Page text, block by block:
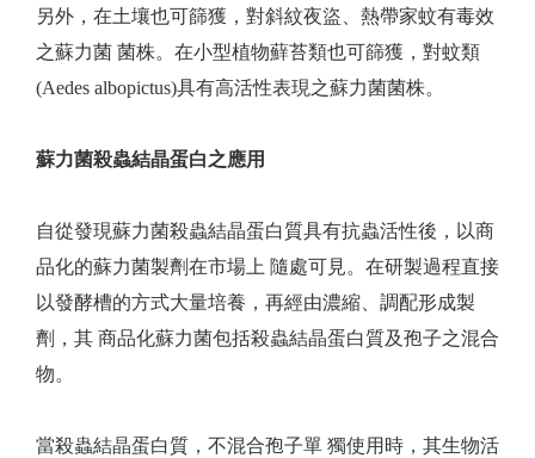
另外，在土壤也可篩獲，對斜紋夜盜、熱帶家蚊有毒效
之蘇力菌 菌株。在小型植物蘚苔類也可篩獲，對蚊類
(Aedes albopictus)具有高活性表現之蘇力菌菌株。
蘇力菌殺蟲結晶蛋白之應用
自從發現蘇力菌殺蟲結晶蛋白質具有抗蟲活性後，以商
品化的蘇力菌製劑在市場上 隨處可見。在研製過程直接
以發酵槽的方式大量培養，再經由濃縮、調配形成製
劑，其 商品化蘇力菌包括殺蟲結晶蛋白質及孢子之混合
物。
當殺蟲結晶蛋白質，不混合孢子單 獨使用時，其生物活